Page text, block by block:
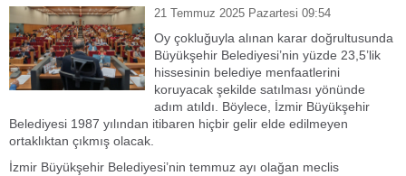
21 Temmuz 2025 Pazartesi 09:54
Oy çokluğuyla alınan karar doğrultusunda
Büyükşehir Belediyesi’nin yüzde 23,5’lik
hissesinin belediye menfaatlerini
koruyacak şekilde satılması yönünde
adım atıldı. Böylece, İzmir Büyükşehir
Belediyesi 1987 yılından itibaren hiçbir gelir elde edilmeyen
ortaklıktan çıkmış olacak.
İzmir Büyükşehir Belediyesi’nin temmuz ayı olağan meclis